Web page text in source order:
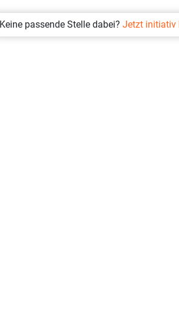
Keine passende Stelle dabei? Jetzt initiativ